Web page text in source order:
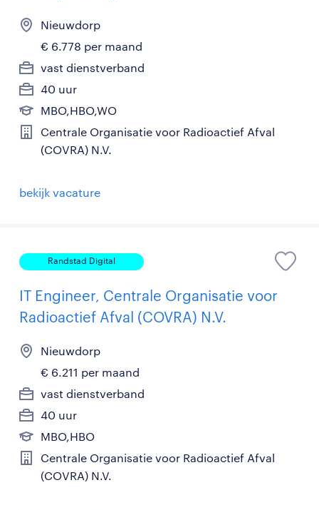
Nieuwdorp
€ 6.778 per maand
vast dienstverband
40 uur
MBO,HBO,WO
Centrale Organisatie voor Radioactief Afval
(COVRA) N.V.
bekijk vacature
Randstad Digital
IT Engineer, Centrale Organisatie voor
Radioactief Afval (COVRA) N.V.
Nieuwdorp
€ 6.211 per maand
vast dienstverband
40 uur
MBO,HBO
Centrale Organisatie voor Radioactief Afval
(COVRA) N.V.